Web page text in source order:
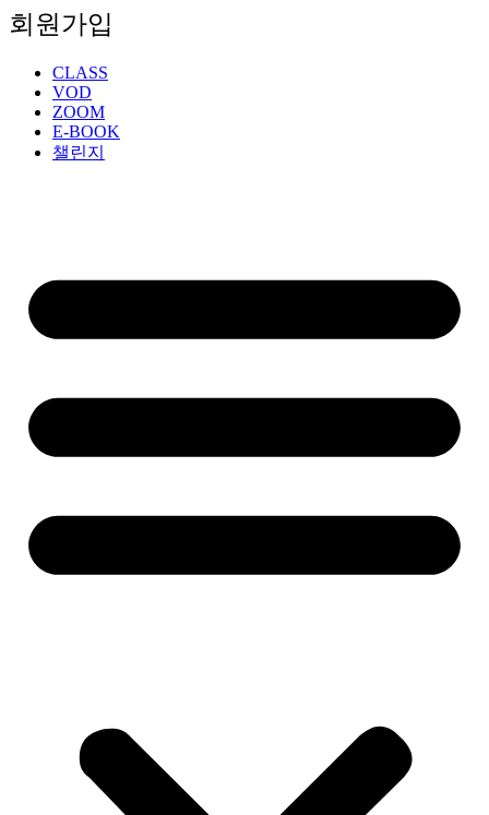
회원가입
CLASS
VOD
ZOOM
E-BOOK
챌린지